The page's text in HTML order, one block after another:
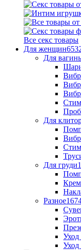
Все секс товары
Для женщин
Для
Для
Для груди
Разное
Уход
Уход